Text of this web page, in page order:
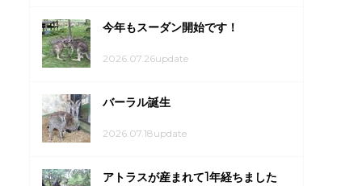
今年もスーダン開始です！
2026.07.26update
バーラル誕生
2026.07.18update
アトラスが産まれて1年経ちました